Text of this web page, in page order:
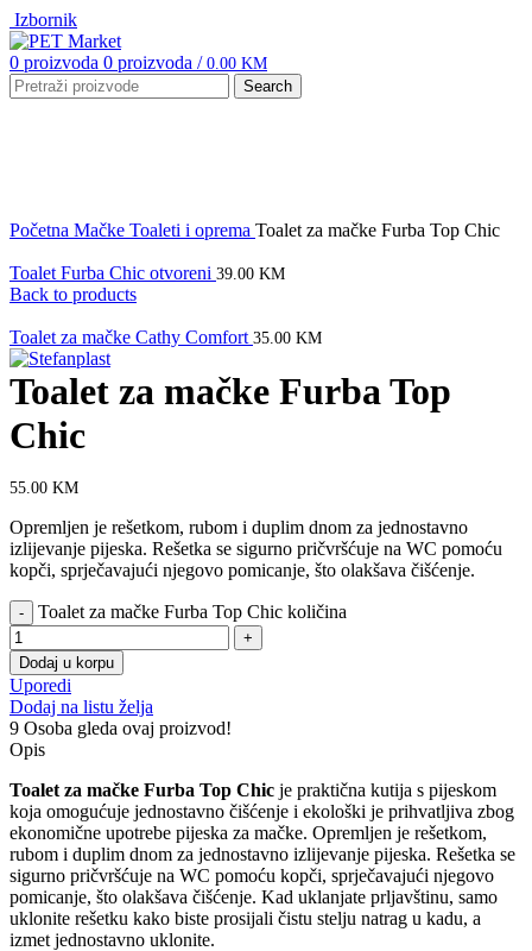
Izbornik
0 proizvoda 0 proizvoda / 0.00 KM
Search
Početna Mačke Toaleti i oprema Toalet za mačke Furba Top Chic
Toalet Furba Chic otvoreni 39.00 KM
Back to products
Toalet za mačke Cathy Comfort 35.00 KM
Toalet za mačke Furba Top
Chic
55.00 KM
Opremljen je rešetkom, rubom i duplim dnom za jednostavno
izlijevanje pijeska. Rešetka se sigurno pričvršćuje na WC pomoću
kopči, sprječavajući njegovo pomicanje, što olakšava čišćenje.
Toalet za mačke Furba Top Chic količina
Dodaj u korpu
Uporedi
Dodaj na listu želja
9 Osoba gleda ovaj proizvod!
Opis
Toalet za mačke Furba Top Chic je praktična kutija s pijeskom
koja omogućuje jednostavno čišćenje i ekološki je prihvatljiva zbog
ekonomične upotrebe pijeska za mačke. Opremljen je rešetkom,
rubom i duplim dnom za jednostavno izlijevanje pijeska. Rešetka se
sigurno pričvršćuje na WC pomoću kopči, sprječavajući njegovo
pomicanje, što olakšava čišćenje. Kad uklanjate prljavštinu, samo
uklonite rešetku kako biste prosijali čistu stelju natrag u kadu, a
izmet jednostavno uklonite.